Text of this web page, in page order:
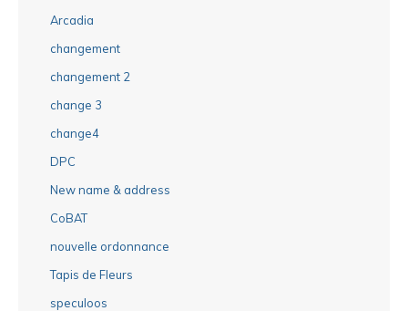
Arcadia
changement
changement 2
change 3
change4
DPC
New name & address
CoBAT
nouvelle ordonnance
Tapis de Fleurs
speculoos